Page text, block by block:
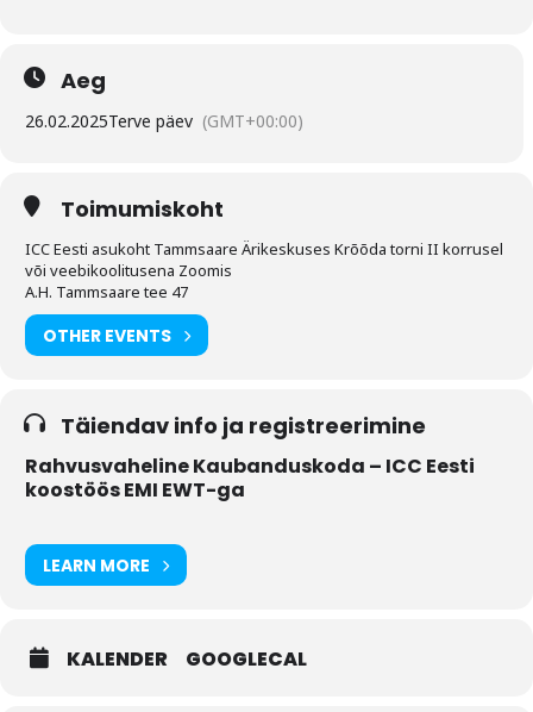
Aeg
26.02.2025Terve päev (GMT+00:00)
Toimumiskoht
ICC Eesti asukoht Tammsaare Ärikeskuses Krõõda torni II korrusel
või veebikoolitusena Zoomis
A.H. Tammsaare tee 47
OTHER EVENTS
Täiendav info ja registreerimine
Rahvusvaheline Kaubanduskoda – ICC Eesti
koostöös EMI EWT-ga
LEARN MORE
KALENDER GOOGLECAL